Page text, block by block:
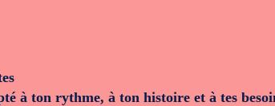
à ton rythme, à ton histoire et à tes